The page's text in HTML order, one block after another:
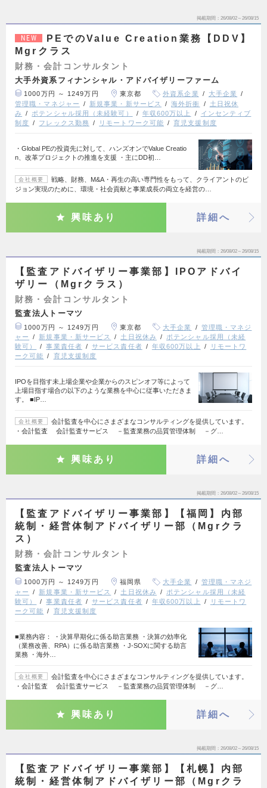
掲載期間 26/08/02～26/08/15
NEW
PEでのValue Creation業務【DDV】
Mgrクラス
財務・会計コンサルタント
大手外資系フィナンシャル・アドバイザリーファーム
1000万円 ～ 1249万円 東京都 外資系企業
大手企業
管理職・マネジャー
新規事業・新サービス 海外折衝
土日祝休
み
ポテンシャル採用（未経験可） 年収600万以上
インセンティブ
制度
フレックス勤務 リモートワーク可能 育児支援制度
・Global PEの投資先に対して、ハンズオンでValue Creatio
n、改革プロジェクトの推進を支援 ・主にDD初…
会社概要
戦略、財務、M&A・再生の高い専門性をもって、クライアントのビ
ジョン実現のために、環境・社会貢献と事業成長の両立を経営の…
興味あり 詳細へ
掲載期間 26/08/02～26/08/15
【監査アドバイザリー事業部】IPOアドバイ
ザリー（Mgrクラス）
財務・会計コンサルタント
監査法人トーマツ
1000万円 ～ 1249万円 東京都 大手企業
管理職・マネジ
ャー
新規事業・新サービス 土日祝休み
ポテンシャル採用（未経
験可）
事業責任者 サービス責任者 年収600万以上
リモートワ
ーク可能
育児支援制度
IPOを目指す未上場企業や企業からのスピンオフ等によって
上場目指す場合の以下のような業務を中心に従事いただきま
す。 ■IP…
会社概要
会計監査を中心にさまざまなコンサルティングを提供しています。
・会計監査 会計監査サービス －監査業務の品質管理体制 －グ…
興味あり 詳細へ
掲載期間 26/08/02～26/08/15
【監査アドバイザリー事業部】【福岡】内部
統制・経営体制アドバイザリー部（Mgrクラ
ス）
財務・会計コンサルタント
監査法人トーマツ
1000万円 ～ 1249万円 福岡県 大手企業
管理職・マネジ
ャー
新規事業・新サービス 土日祝休み
ポテンシャル採用（未経
験可）
事業責任者 サービス責任者 年収600万以上
リモートワ
ーク可能
育児支援制度
■業務内容： ・決算早期化に係る助言業務 ・決算の効率化
（業務改善、RPA）に係る助言業務 ・J-SOXに関する助言
業務 ・海外…
会社概要
会計監査を中心にさまざまなコンサルティングを提供しています。
・会計監査 会計監査サービス －監査業務の品質管理体制 －グ…
興味あり 詳細へ
掲載期間 26/08/02～26/08/15
【監査アドバイザリー事業部】【札幌】内部
統制・経営体制アドバイザリー部（Mgrクラ